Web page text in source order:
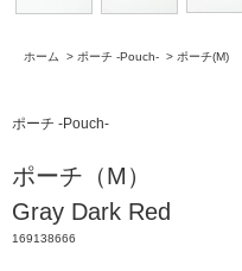
ホーム > ポーチ -Pouch- > ポーチ(M)
ポーチ -Pouch-
ポーチ（M）
Gray Dark Red
169138666